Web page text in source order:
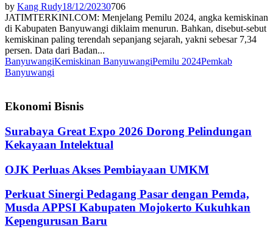
by Kang Rudy18/12/20230706
JATIMTERKINI.COM: Menjelang Pemilu 2024, angka kemiskinan
di Kabupaten Banyuwangi diklaim menurun. Bahkan, disebut-sebut
kemiskinan paling terendah sepanjang sejarah, yakni sebesar 7,34
persen. Data dari Badan...
BanyuwangiKemiskinan BanyuwangiPemilu 2024Pemkab
Banyuwangi
Ekonomi Bisnis
Surabaya Great Expo 2026 Dorong Pelindungan
Kekayaan Intelektual
OJK Perluas Akses Pembiayaan UMKM
Perkuat Sinergi Pedagang Pasar dengan Pemda,
Musda APPSI Kabupaten Mojokerto Kukuhkan
Kepengurusan Baru